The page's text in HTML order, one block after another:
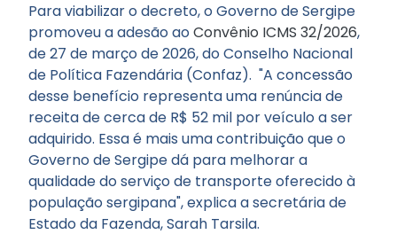
Para viabilizar o decreto, o Governo de Sergipe
promoveu a adesão aoConvênio ICMS 32/2026,
de 27 de março de 2026, do Conselho Nacional
de Política Fazendária (Confaz). "A concessão
desse benefício representa uma renúncia de
receita de cerca de R$ 52 mil por veículo a ser
adquirido. Essa é mais uma contribuição que o
Governo de Sergipe dá para melhorar a
qualidade do serviço de transporte oferecido à
população sergipana", explica a secretária de
Estado da Fazenda, Sarah Tarsila.